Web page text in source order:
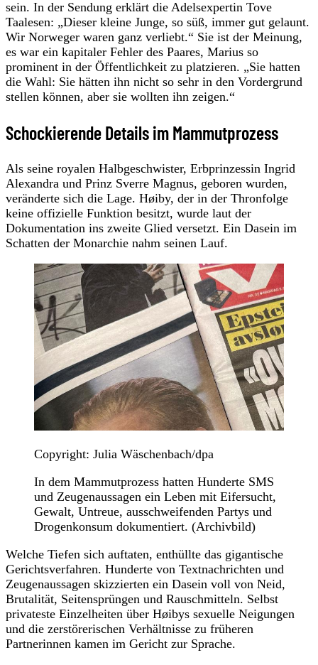
sein. In der Sendung erklärt die Adelsexpertin Tove
Taalesen: „Dieser kleine Junge, so süß, immer gut gelaunt.
Wir Norweger waren ganz verliebt.“ Sie ist der Meinung,
es war ein kapitaler Fehler des Paares, Marius so
prominent in der Öffentlichkeit zu platzieren. „Sie hatten
die Wahl: Sie hätten ihn nicht so sehr in den Vordergrund
stellen können, aber sie wollten ihn zeigen.“
Schockierende Details im Mammutprozess
Als seine royalen Halbgeschwister, Erbprinzessin Ingrid
Alexandra und Prinz Sverre Magnus, geboren wurden,
veränderte sich die Lage. Høiby, der in der Thronfolge
keine offizielle Funktion besitzt, wurde laut der
Dokumentation ins zweite Glied versetzt. Ein Dasein im
Schatten der Monarchie nahm seinen Lauf.
Copyright: Julia Wäschenbach/dpa
In dem Mammutprozess hatten Hunderte SMS
und Zeugenaussagen ein Leben mit Eifersucht,
Gewalt, Untreue, ausschweifenden Partys und
Drogenkonsum dokumentiert. (Archivbild)
Welche Tiefen sich auftaten, enthüllte das gigantische
Gerichtsverfahren. Hunderte von Textnachrichten und
Zeugenaussagen skizzierten ein Dasein voll von Neid,
Brutalität, Seitensprüngen und Rauschmitteln. Selbst
privateste Einzelheiten über Høibys sexuelle Neigungen
und die zerstörerischen Verhältnisse zu früheren
Partnerinnen kamen im Gericht zur Sprache.